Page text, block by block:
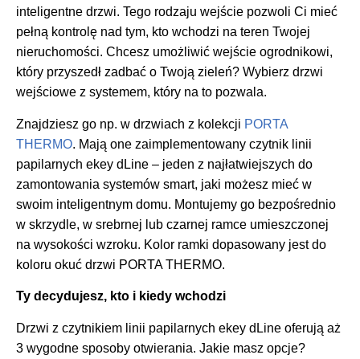
inteligentne drzwi. Tego rodzaju wejście pozwoli Ci mieć
pełną kontrolę nad tym, kto wchodzi na teren Twojej
nieruchomości. Chcesz umożliwić wejście ogrodnikowi,
który przyszedł zadbać o Twoją zieleń? Wybierz drzwi
wejściowe z systemem, który na to pozwala.
Znajdziesz go np. w drzwiach z kolekcji PORTA
THERMO. Mają one zaimplementowany czytnik linii
papilarnych ekey dLine – jeden z najłatwiejszych do
zamontowania systemów smart, jaki możesz mieć w
swoim inteligentnym domu. Montujemy go bezpośrednio
w skrzydle, w srebrnej lub czarnej ramce umieszczonej
na wysokości wzroku. Kolor ramki dopasowany jest do
koloru okuć drzwi PORTA THERMO.
Ty decydujesz, kto i kiedy wchodzi
Drzwi z czytnikiem linii papilarnych ekey dLine oferują aż
3 wygodne sposoby otwierania. Jakie masz opcje?